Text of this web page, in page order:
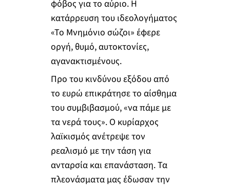
φόβος για το αύριο. Η
κατάρρευση του ιδεολογήματος
«Το Μνημόνιο σώζοι» έφερε
οργή, θυμό, αυτοκτονίες,
αγανακτισμένους.
Προ του κινδύνου εξόδου από
το ευρώ επικράτησε το αίσθημα
του συμβιβασμού, «να πάμε με
τα νερά τους». Ο κυρίαρχος
λαϊκισμός ανέτρεψε τον
ρεαλισμό με την τάση για
ανταρσία και επανάσταση. Τα
πλεονάσματα μας έδωσαν την